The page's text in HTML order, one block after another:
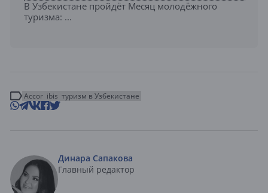
В Узбекистане пройдёт Месяц молодёжного
туризма: ...
Accor ibis туризм в Узбекистане
Динара Сапакова
Главный редактор